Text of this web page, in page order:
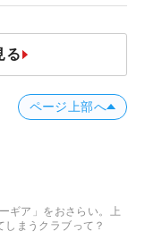
る
ページ上部へ
ギア」をおさらい。上
まうクラブって？